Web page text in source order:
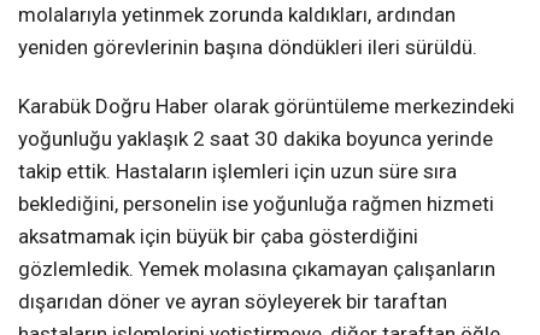
molalarıyla yetinmek zorunda kaldıkları, ardından
yeniden görevlerinin başına döndükleri ileri sürüldü.
Karabük Doğru Haber olarak görüntüleme merkezindeki
yoğunluğu yaklaşık 2 saat 30 dakika boyunca yerinde
takip ettik. Hastaların işlemleri için uzun süre sıra
beklediğini, personelin ise yoğunluğa rağmen hizmeti
aksatmamak için büyük bir çaba gösterdiğini
gözlemledik. Yemek molasına çıkamayan çalışanların
dışarıdan döner ve ayran söyleyerek bir taraftan